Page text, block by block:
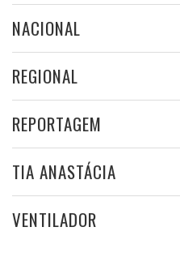
NACIONAL
REGIONAL
REPORTAGEM
TIA ANASTÁCIA
VENTILADOR